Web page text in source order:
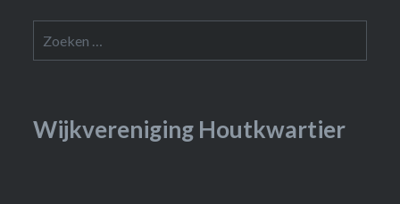
naar:
Wijkvereniging Houtkwartier